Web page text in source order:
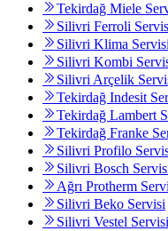
Tekirdağ Miele
Silivri Ferroli
Silivri Klima Servisi
Silivri Kombi
Silivri Arçelik
Tekirdağ Indesit
Tekirdağ Lambert
Tekirdağ Franke
Silivri Profilo
Silivri Bosch
Ağrı Protherm
Silivri Beko Servisi
Silivri Vestel Servisi